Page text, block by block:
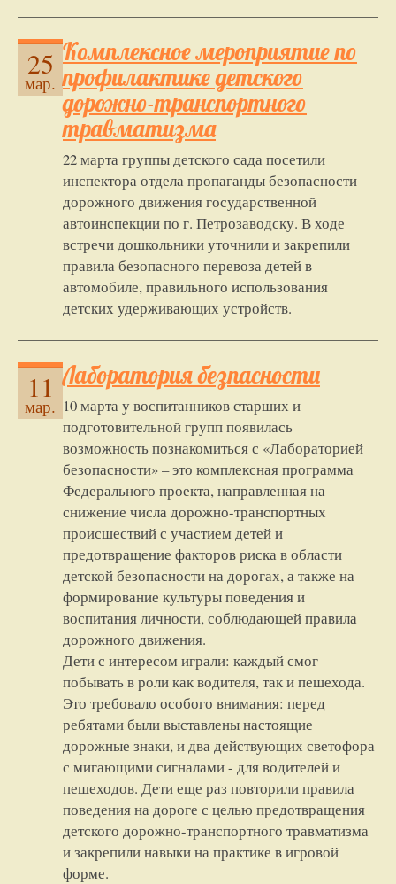
25
мар.
Комплексное мероприятие по
профилактике детского
дорожно-транспортного
травматизма
22 марта группы детского сада посетили
инспектора отдела пропаганды безопасности
дорожного движения государственной
автоинспекции по г. Петрозаводску. В ходе
встречи дошкольники уточнили и закрепили
правила безопасного перевоза детей в
автомобиле, правильного использования
детских удерживающих устройств.
11
мар.
Лаборатория безпасности
10 марта у воспитанников старших и
подготовительной групп появилась
возможность познакомиться с «Лабораторией
безопасности» – это комплексная программа
Федерального проекта, направленная на
снижение числа дорожно-транспортных
происшествий с участием детей и
предотвращение факторов риска в области
детской безопасности на дорогах, а также на
формирование культуры поведения и
воспитания личности, соблюдающей правила
дорожного движения.
Дети с интересом играли: каждый смог
побывать в роли как водителя, так и пешехода.
Это требовало особого внимания: перед
ребятами были выставлены настоящие
дорожные знаки, и два действующих светофора
с мигающими сигналами - для водителей и
пешеходов. Дети еще раз повторили правила
поведения на дороге с целью предотвращения
детского дорожно-транспортного травматизма
и закрепили навыки на практике в игровой
форме.